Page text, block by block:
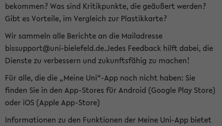
bekommen? Was sind Kritikpunkte, die geäußert werden?
Gibt es Vorteile, im Vergleich zur Plastikkarte?
Wir sammeln alle Berichte an die Mailadresse
bissupport@uni-bielefeld.de.Jedes Feedback hilft dabei, die
Dienste zu verbessern und zukunftsfähig zu machen!
Für alle, die die „Meine Uni“-App noch nicht haben: Sie
finden Sie in den App-Stores für Android (Google Play Store)
oder iOS (Apple App-Store)
Informationen zu den Funktionen der Meine Uni-App bietet